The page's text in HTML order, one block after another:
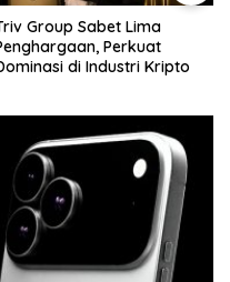
Group Sabet Lima
Perkuat
di Industri Kripto